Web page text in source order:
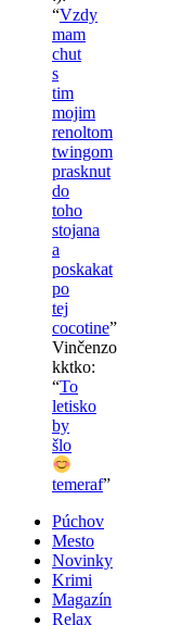
“Vzdy
mam
chut
s
tim
mojim
renoltom
twingom
prasknut
do
toho
stojana
a
poskakat
po
tej
cocotine”
Vinčenzo
kktko:
“To
letisko
by
šlo
temeraf”
Púchov
Mesto
Novinky
Krimi
Magazín
Relax